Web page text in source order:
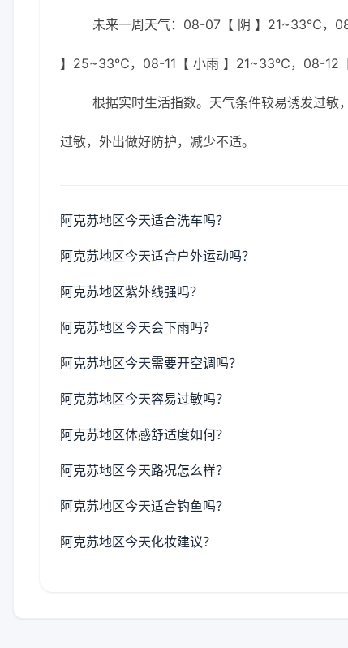
未来一周天气：08-07【 阴 】21~33℃
】25~33℃，08-11【 小雨 】21~33℃，08-12
根据实时生活指数。天气条件较易诱发过敏
过敏，外出做好防护，减少不适。
阿克苏地区今天适合洗车吗？
阿克苏地区今天适合户外运动吗？
阿克苏地区紫外线强吗？
阿克苏地区今天会下雨吗？
阿克苏地区今天需要开空调吗？
阿克苏地区今天容易过敏吗？
阿克苏地区体感舒适度如何？
阿克苏地区今天路况怎么样？
阿克苏地区今天适合钓鱼吗？
阿克苏地区今天化妆建议？